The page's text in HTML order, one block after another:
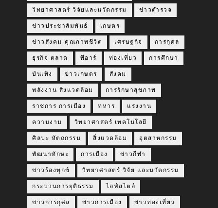
วิทยาศาสตร์ วิจัยและนวัตกรรม ข่าวตำรวจ
ข่าวประชาสัมพันธ์ เกษตร
ข่าวสังคม-คุณภาพชีวิต เศรษฐกิจ การกุศล
ธุรกิจ ตลาด พีอาร์ ท่องเที่ยว การศึกษา
บันเทิง ข่าวเกษตร สังคม
พลังงาน สิ่งแวดล้อม การรักษาสุขภาพ
ราชการ การเมือง ทหาร แรงงาน
ความงาม วิทยาศาสตร์ เทคโนโลยี
ศิลปะ หัตถกรรม สิ่งแวดล้อม อุตสาหกรรม
พัฒนาทักษะ การเมือง ข่าวกีฬา
ข่าวร้องทุกข์ วิทยาศาสตร์ วิจัย และนวัตกรรม
กระบวนการยุติธรรม ไลฟ์สไตล์
ข่าวการกุศล ข่าวการเมือง ข่าวท่องเที่ยว